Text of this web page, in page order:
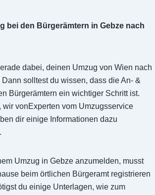
bei den Bürgerämtern in Gebze nach
dabei, deinen Umzug von Wien nach
solltest du wissen, dass die An- &
Bürgerämtern ein wichtiger Schritt ist.
wir vonExperten vom Umzugsservice
dir einige Informationen dazu
Umzug in Gebze anzumelden, musst
beim örtlichen Bürgeramt registrieren
du einige Unterlagen, wie zum